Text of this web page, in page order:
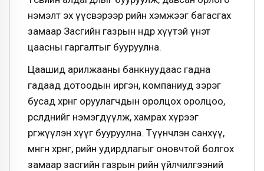
нэмэлт эх үүсвэрээр өрийн хэмжээг багасгах
замаар Засгийн газрын өндөр хүүтэй үнэт
цаасны гаргалтыг бууруулна.
Цаашид арилжааны банкнуудаас гадна
гадаад дотоодын иргэн, компаниуд зэрэг
бусад хөрөнгө оруулагчдын оролцох оролцоо,
өрсөлдөөнийг нэмэгдүүлж, хамрах хүрээг
өргөжүүлэн хүүг бууруулна. Түүнчлэн санхүү,
мөнгөн хөрөнгө, өрийн удирдлагыг оновчтой болгох
замаар засгийн газрын өрийн үйлчилгээний